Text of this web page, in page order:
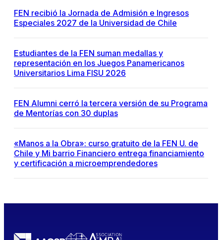
FEN recibió la Jornada de Admisión e Ingresos
Especiales 2027 de la Universidad de Chile
Estudiantes de la FEN suman medallas y
representación en los Juegos Panamericanos
Universitarios Lima FISU 2026
FEN Alumni cerró la tercera versión de su Programa
de Mentorías con 30 duplas
«Manos a la Obra»: curso gratuito de la FEN U. de
Chile y Mi barrio Financiero entrega financiamiento
y certificación a microemprendedores